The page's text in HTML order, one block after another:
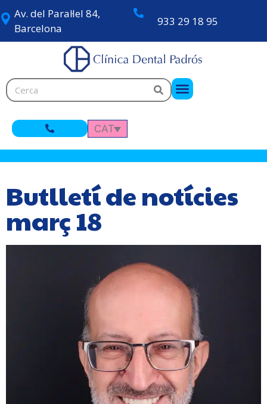
Av. del Paral·lel 84,
Barcelona
933 29 18 95
CAT
Butlletí de notícies
març 18